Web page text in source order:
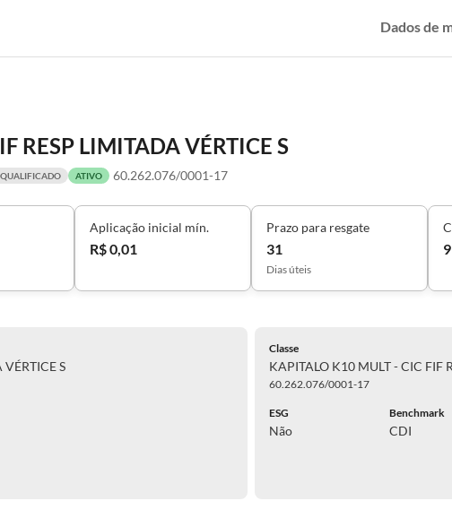
Dados de
RESP LIMITADA VÉRTICE S
ATIVO 60.262.076/0001-17
Aplicação inicial mín.
R$ 0,01
Prazo para resgate
31
Dias úteis
9
S
Classe
KAPITALO K10 MULT - CIC FIF
60.262.076/0001-17
ESG
Não
Benchmark
CDI